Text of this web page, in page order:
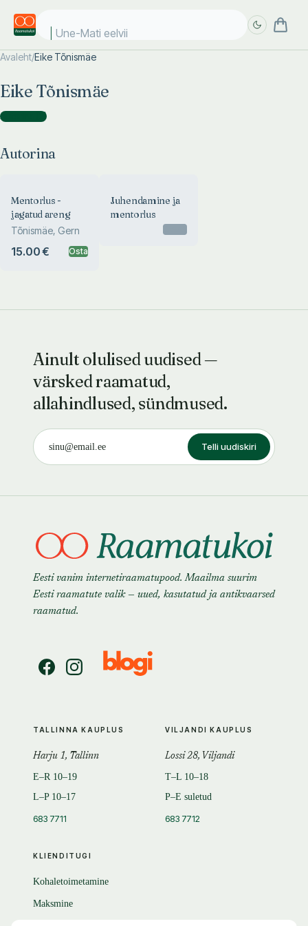
Une-Mati eelviim
Avaleht/Eike Tõnismäe
Eike Tõnismäe
Autorina )
Autorina
Mentorlus -
jagatud areng
Tõnismäe, Gern
15.00 € Osta
Juhendamine ja
mentorlus
Ainult olulised uudised —
värsked raamatud,
allahindlused, sündmused.
Telli uudiskiri
Eesti vanim internetiraamatupood. Maailma suurim
Eesti raamatute valik — uued, kasutatud ja antikvaarsed
raamatud.
KLIENDITUGI
Kohaletoimetamine
Maksmine
TALLINNA KAUPLUS
Harju 1, Tallinn
E–R 10–19
L–P 10–17
683 7711
VILJANDI KAUPLUS
Lossi 28, Viljandi
T–L 10–18
P–E suletud
683 7712